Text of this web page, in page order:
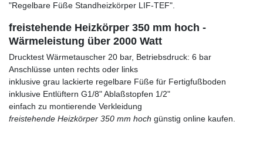
"Regelbare Füße Standheizkörper LIF-TEF".
freistehende Heizkörper 350 mm hoch -
Wärmeleistung über 2000 Watt
Drucktest Wärmetauscher 20 bar, Betriebsdruck: 6 bar
Anschlüsse unten rechts oder links
inklusive grau lackierte regelbare Füße für Fertigfußboden
inklusive Entlüftern G1/8" Ablaßstopfen 1/2"
einfach zu montierende Verkleidung
freistehende Heizkörper 350 mm hoch günstig online kaufen.